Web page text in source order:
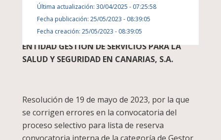
Última actualización: 30/04/2025 - 07:25:58
Fecha publicación: 25/05/2023 - 08:39:05
Fecha creación: 25/05/2023 - 08:39:05
BASES PARA LA COBERTURA POR
PROMOCIÓN INTERNA
DE GESTOR OPERATIVO CECOES 1-1-2 PARA LA
ENTIDAD GESTIÓN DE SERVICIOS PARA LA
SALUD Y SEGURIDAD EN CANARIAS, S.A.
Resolución de 19 de mayo de 2023, por la que
se corrigen errores en la convocatoria del
proceso selectivo para lista de reserva